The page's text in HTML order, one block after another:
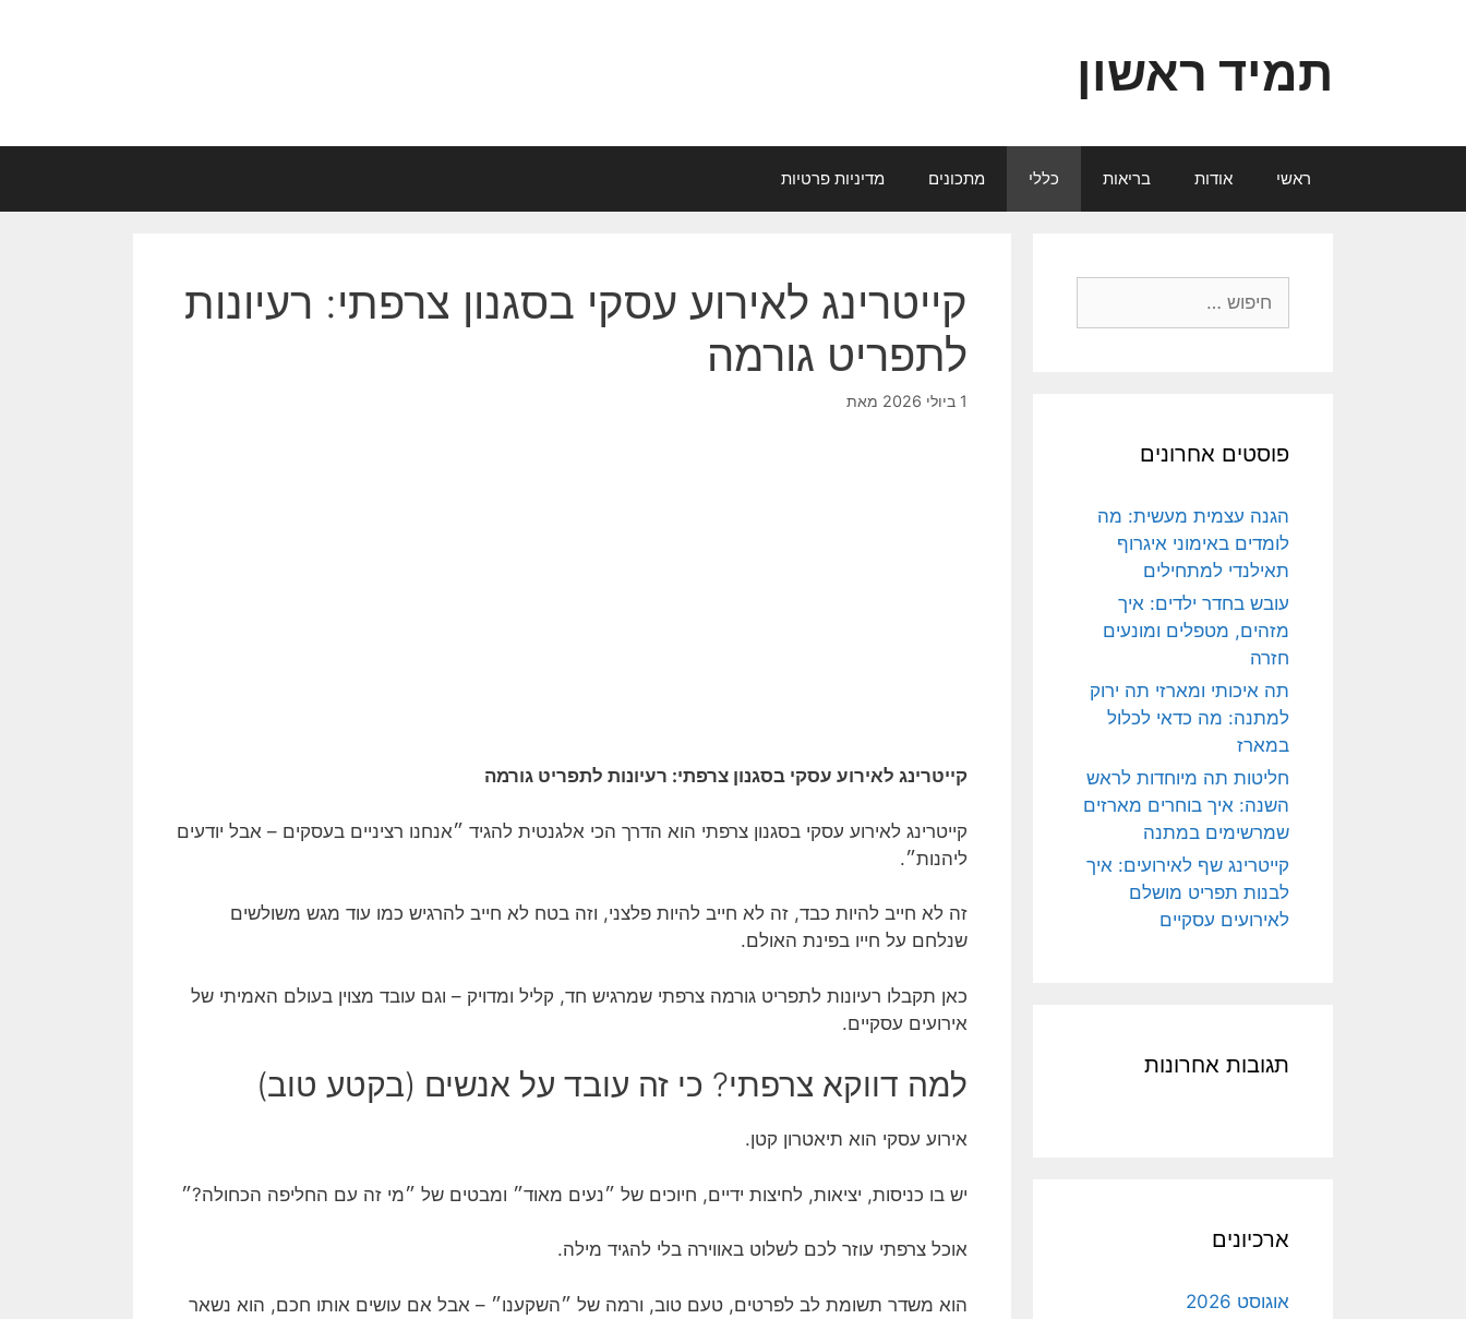
תמיד ראשון
ראשי אודות בריאות כללי מתכונים מדיניות פרטיות
קייטרינג לאירוע עסקי בסגנון צרפתי: רעיונות
לתפריט גורמה
1 ביולי 2026 מאת
קייטרינג לאירוע עסקי בסגנון צרפתי: רעיונות לתפריט גורמה
קייטרינג לאירוע עסקי בסגנון צרפתי הוא הדרך הכי אלגנטית להגיד ״אנחנו רציניים בעסקים – אבל יודעים
ליהנות״.
זה לא חייב להיות כבד, זה לא חייב להיות פלצני, וזה בטח לא חייב להרגיש כמו עוד מגש משולשים
שנלחם על חייו בפינת האולם.
כאן תקבלו רעיונות לתפריט גורמה צרפתי שמרגיש חד, קליל ומדויק – וגם עובד מצוין בעולם האמיתי של
אירועים עסקיים.
למה דווקא צרפתי? כי זה עובד על אנשים (בקטע טוב)
אירוע עסקי הוא תיאטרון קטן.
יש בו כניסות, יציאות, לחיצות ידיים, חיוכים של ״נעים מאוד״ ומבטים של ״מי זה עם החליפה הכחולה?״
אוכל צרפתי עוזר לכם לשלוט באווירה בלי להגיד מילה.
הוא משדר תשומת לב לפרטים, טעם טוב, ורמה של ״השקענו״ – אבל אם עושים אותו חכם, הוא נשאר
פוסטים אחרונים
הגנה עצמית מעשית: מה
לומדים באימוני איגרוף
תאילנדי למתחילים
עובש בחדר ילדים: איך
מזהים, מטפלים ומונעים
חזרה
תה איכותי ומארזי תה ירוק
למתנה: מה כדאי לכלול
במארז
חליטות תה מיוחדות לראש
השנה: איך בוחרים מארזים
שמרשימים במתנה
קייטרינג שף לאירועים: איך
לבנות תפריט מושלם
לאירועים עסקיים
תגובות אחרונות
ארכיונים
אוגוסט 2026